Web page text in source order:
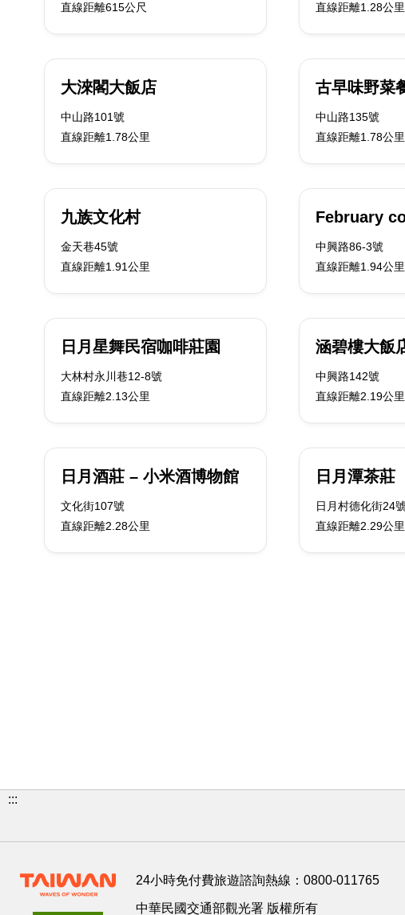
直線距離615公尺
直線距離1.28公里
大淶閣大飯店
中山路101號
直線距離1.78公里
古早味野菜
中山路135號
直線距離1.78公里
九族文化村
金天巷45號
直線距離1.91公里
February
中興路86-3號
直線距離1.94公里
日月星舞民宿咖啡莊園
大林村永川巷12-8號
直線距離2.13公里
涵碧樓大飯
中興路142號
直線距離2.19公里
日月酒莊 – 小米酒博物館
文化街107號
直線距離2.28公里
日月潭茶莊
日月村德化街24號
直線距離2.29公里
:::
24小時免付費旅遊諮詢熱線： 0800-011765
中華民國交通部觀光署 版權所有